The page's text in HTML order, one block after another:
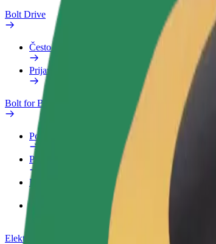
Bolt Drive
Često postavljana pitanja
Prijavi vozilo
Bolt for Business
Pogodnosti
Poslovni profil
Proizvodi
Bolt Food za poslovne korisnike
Električni bicikli